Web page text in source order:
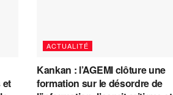
et
ACTUALITÉ
Kankan : l’AGEMI clôture une
formation sur le désordre de